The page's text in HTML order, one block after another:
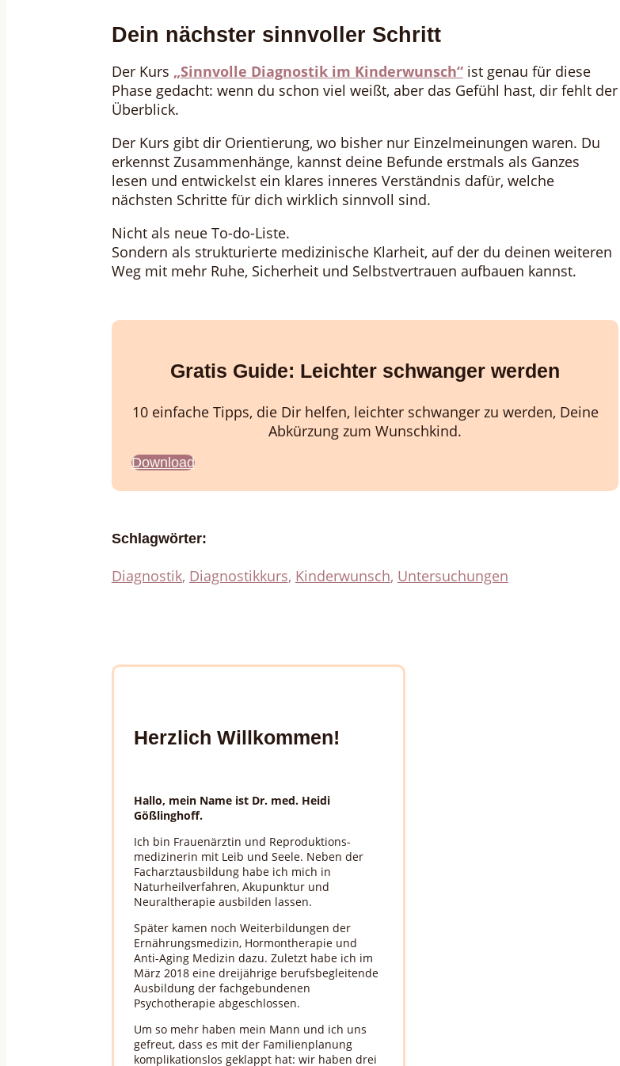
Dein nächster sinnvoller Schritt
Der Kurs „Sinnvolle Diagnostik im Kinderwunsch“ist genau für diese
Phase gedacht: wenn du schon viel weißt, aber das Gefühl hast, dir fehlt der
Überblick.
Der Kurs gibt dir Orientierung, wo bisher nur Einzelmeinungen waren. Du
erkennst Zusammenhänge, kannst deine Befunde erstmals als Ganzes
lesen und entwickelst ein klares inneres Verständnis dafür, welche
nächsten Schritte für dich wirklich sinnvoll sind.
Nicht als neue To-do-Liste.
Sondern als strukturierte medizinische Klarheit, auf der du deinen weiteren
Weg mit mehr Ruhe, Sicherheit und Selbstvertrauen aufbauen kannst.
Gratis Guide: Leichter schwanger werden
10 einfache Tipps, die Dir helfen, leichter schwanger zu werden, Deine
Abkürzung zum Wunschkind.
Download
Schlagwörter:
Diagnostik, Diagnostikkurs, Kinderwunsch, Untersuchungen
Herzlich Willkommen!
Hallo, mein Name ist Dr. med. Heidi
Gößlinghoff.
Ich bin Frauenärztin und Reproduktions-
medizinerin mit Leib und Seele. Neben der
Facharztausbildung habe ich mich in
Naturheilverfahren, Akupunktur und
Neuraltherapie ausbilden lassen.
Später kamen noch Weiterbildungen der
Ernährungsmedizin, Hormontherapie und
Anti-Aging Medizin dazu. Zuletzt habe ich im
März 2018 eine dreijährige berufsbegleitende
Ausbildung der fachgebundenen
Psychotherapie abgeschlossen.
Um so mehr haben mein Mann und ich uns
gefreut, dass es mit der Familienplanung
komplikationslos geklappt hat: wir haben drei